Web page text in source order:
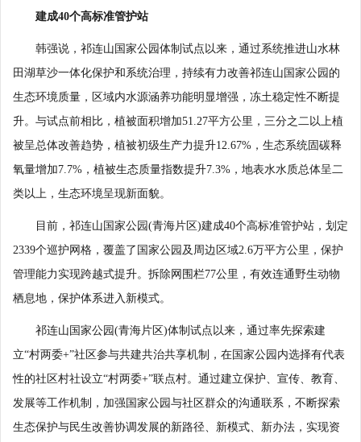
建成40个高标准管护站
韩强说，祁连山国家公园体制试点以来，通过系统推进山水林
田湖草沙一体化保护和系统治理，持续有力改善祁连山国家公园的
生态环境质量，区域内水源涵养功能明显增强，冻土稳定性不断提
升。与试点前相比，植被面积增加51.27平方公里，三分之二以上植
被呈总体改善趋势，植被初级生产力提升12.67%，生态系统固碳释
氧量增加7.7%，植被生态质量指数提升7.3%，地表水水质总体呈二
类以上，生态环境呈现新面貌。
目前，祁连山国家公园(青海片区)建成40个高标准管护站，划定
2339个巡护网格，覆盖了国家公园及周边区域2.6万平方公里，保护
管理能力实现跨越式提升。拆除网围栏77公里，有效连通野生动物
栖息地，保护体系进入新模式。
祁连山国家公园(青海片区)体制试点以来，通过率先探索建
立“村两委+”社区参与共建共治共享机制，在国家公园内选择有代表
性的社区村社设立“村两委+”联点村。通过建立保护、宣传、教育、
发展等工作机制，加强国家公园与社区群众的沟通联系，不断探索
生态保护与民生改善协调发展的新路径、新模式、新办法，实现资